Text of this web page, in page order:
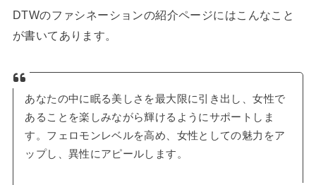
DTWのファシネーションの紹介ページにはこんなこと
が書いてあります。
あなたの中に眠る美しさを最大限に引き出し、女性で
あることを楽しみながら輝けるようにサポートしま
す。フェロモンレベルを高め、女性としての魅力をア
ップし、異性にアピールします。